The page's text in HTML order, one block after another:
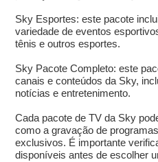
Sky Esportes: este pacote
variedade de eventos
tênis e outros esportes.
Sky Pacote Completo: este
canais e conteúdos da Sky,
notícias e entretenimento.
Cada pacote de TV da Sky
como a gravação de
exclusivos. É importante
disponíveis antes de escolher